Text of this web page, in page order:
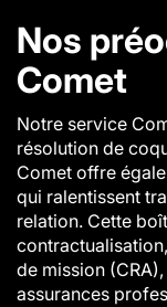
Nos
Comet
Notre service
résolution de
Comet offre
qui ralentissent
relation. Cette
de mission
assurances